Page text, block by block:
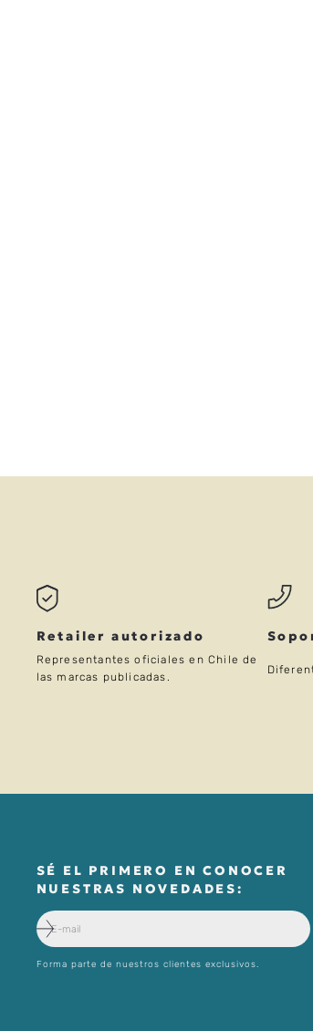
Retailer autorizado
Representantes oficiales en Chile de
las marcas publicadas.
SÉ EL PRIMERO EN CONOCER
NUESTRAS NOVEDADES:
Forma parte de nuestros clientes exclusivos.